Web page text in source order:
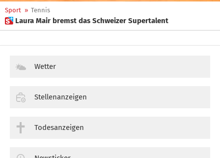
Sport » Tennis
 Laura Mair bremst das Schweizer Supertalent
Wetter
Stellenanzeigen
Todesanzeigen